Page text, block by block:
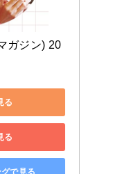
ガジン) 20
る
る
で見る